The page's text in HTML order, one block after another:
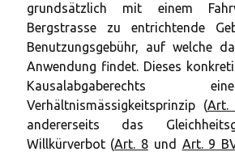
grundsätzlich mit einem
Bergstrasse zu entrichtende
Benutzungsgebühr, auf welche
Anwendung findet. Dieses
Kausalabgaberechts
Verhältnismässigkeitsprinzip (Art.
andererseits das
Willkürverbot (Art. 8 und Art. 9